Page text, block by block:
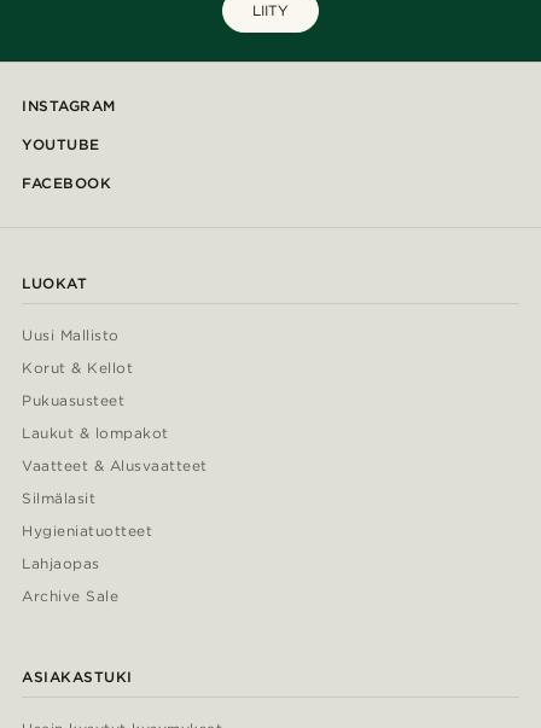
LIITY
INSTAGRAM
YOUTUBE
FACEBOOK
LUOKAT
Uusi Mallisto
Korut & Kellot
Pukuasusteet
Laukut & lompakot
Vaatteet & Alusvaatteet
Silmälasit
Hygieniatuotteet
Lahjaopas
Archive Sale
ASIAKASTUKI